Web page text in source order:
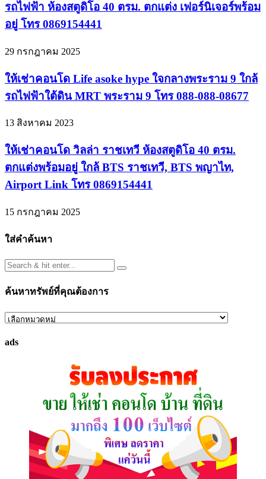
รถไฟฟ้า ห้องสตูดิโอ 40 ตรม. ตกแต่ง เฟอร์นิเจอร์พร้อม
อยู่ โทร 0869154441
29 กรกฎาคม 2025
ให้เช่าคอนโด Life asoke hype ใจกลางพระราม 9 ใกล้
รถไฟฟ้าใต้ดิน MRT พระราม 9 โทร 088-088-08677
13 สิงหาคม 2023
ให้เช่าคอนโด วิลล่า ราชเทวี ห้องสตูดิโอ 40 ตรม.
ตกแต่งพร้อมอยู่ ใกล้ BTS ราชเทวี, BTS พญาไท,
Airport Link โทร 0869154441
15 กรกฎาคม 2025
ใส่คำค้นหา
ค้นหาทรัพย์ที่คุณต้องการ
ค้นหา
ที่
ads